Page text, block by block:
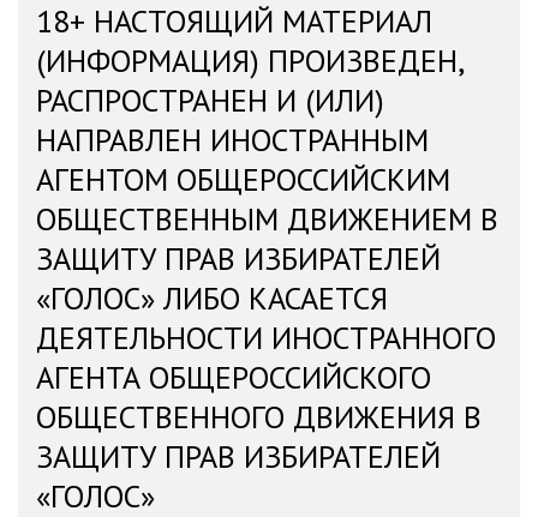
18+ НАСТОЯЩИЙ МАТЕРИАЛ
(ИНФОРМАЦИЯ) ПРОИЗВЕДЕН,
РАСПРОСТРАНЕН И (ИЛИ)
НАПРАВЛЕН ИНОСТРАННЫМ
АГЕНТОМ ОБЩЕРОССИЙСКИМ
ОБЩЕСТВЕННЫМ ДВИЖЕНИЕМ В
ЗАЩИТУ ПРАВ ИЗБИРАТЕЛЕЙ
«ГОЛОС» ЛИБО КАСАЕТСЯ
ДЕЯТЕЛЬНОСТИ ИНОСТРАННОГО
АГЕНТА ОБЩЕРОССИЙСКОГО
ОБЩЕСТВЕННОГО ДВИЖЕНИЯ В
ЗАЩИТУ ПРАВ ИЗБИРАТЕЛЕЙ
«ГОЛОС»